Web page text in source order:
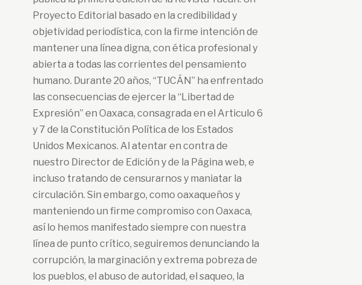
Proyecto Editorial basado en la credibilidad y
objetividad periodística, con la firme intención de
mantener una línea digna, con ética profesional y
abierta a todas las corrientes del pensamiento
humano. Durante 20 años, “TUCÁN” ha enfrentado
las consecuencias de ejercer la “Libertad de
Expresión” en Oaxaca, consagrada en el Articulo 6
y 7 de la Constitución Política de los Estados
Unidos Mexicanos. Al atentar en contra de
nuestro Director de Edición y de la Página web, e
incluso tratando de censurarnos y maniatar la
circulación. Sin embargo, como oaxaqueños y
manteniendo un firme compromiso con Oaxaca,
así lo hemos manifestado siempre con nuestra
línea de punto crítico, seguiremos denunciando la
corrupción, la marginación y extrema pobreza de
los pueblos, el abuso de autoridad, el saqueo, la